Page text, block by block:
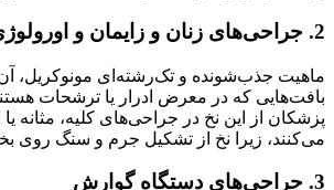
2. جراحی‌های زنان و زایمان و اورولوژی
ماهیت جذب‌شونده و تک‌رشته‌ای مونوکریل،
بافت‌هایی که در معرض ادرار یا ترشحات
پزشکان از این نخ در جراحی‌های کلیه، مثانه
می‌کنند، زیرا نخ از تشکیل جرم و سنگ روی
3. جراحی‌های دستگاه گوارش